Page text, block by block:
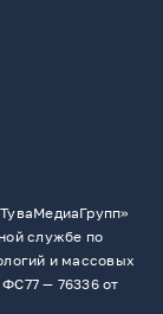
службе по
и массовых
— 76336 от